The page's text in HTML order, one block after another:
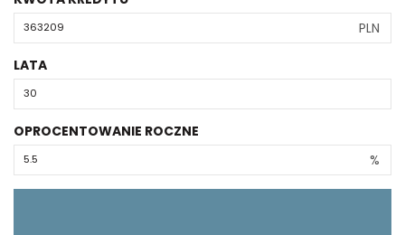
PLN
LATA
OPROCENTOWANIE ROCZNE
%